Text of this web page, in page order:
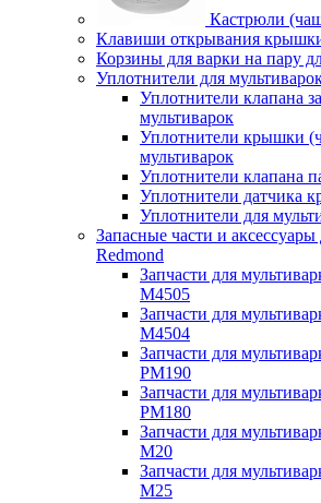
Кастрюли
Клавиши открывания
Корзины для варки на пару
Уплотнители для
Уплотнители клапана
мультиварок
Уплотнители крышки
мультиварок
Уплотнители клапана
Уплотнители датчика
Уплотнители для
Запасные части и аксессуары
Redmond
Запчасти для
M4505
Запчасти для
M4504
Запчасти для
PM190
Запчасти для
PM180
Запчасти для
M20
Запчасти для
M25